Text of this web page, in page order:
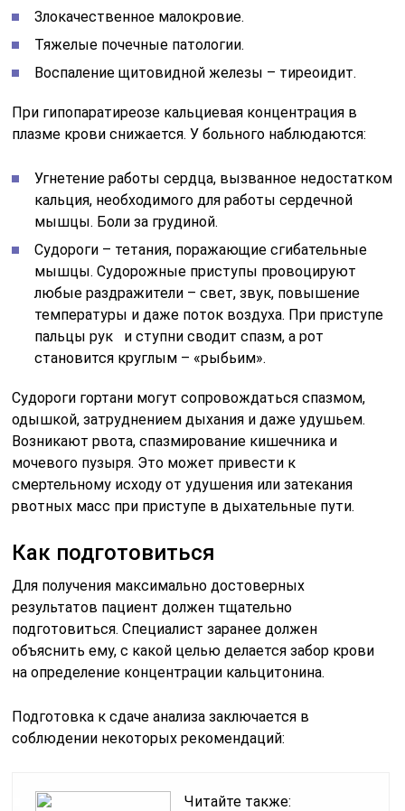
Злокачественное малокровие.
Тяжелые почечные патологии.
Воспаление щитовидной железы – тиреоидит.
При гипопаратиреозе кальциевая концентрация в
плазме крови снижается. У больного наблюдаются:
Угнетение работы сердца, вызванное недостатком
кальция, необходимого для работы сердечной
мышцы. Боли за грудиной.
Судороги – тетания, поражающие сгибательные
мышцы. Судорожные приступы провоцируют
любые раздражители – свет, звук, повышение
температуры и даже поток воздуха. При приступе
пальцы рук и ступни сводит спазм, а рот
становится круглым – «рыбьим».
Судороги гортани могут сопровождаться спазмом,
одышкой, затруднением дыхания и даже удушьем.
Возникают рвота, спазмирование кишечника и
мочевого пузыря. Это может привести к
смертельному исходу от удушения или затекания
рвотных масс при приступе в дыхательные пути.
Как подготовиться
Для получения максимально достоверных
результатов пациент должен тщательно
подготовиться. Специалист заранее должен
объяснить ему, с какой целью делается забор крови
на определение концентрации кальцитонина.
Подготовка к сдаче анализа заключается в
соблюдении некоторых рекомендаций:
Читайте также: